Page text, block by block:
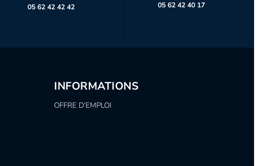
05 62 42 42 42 05 62 42 40 17
INFORMATIONS
OFFRE D’EMPLOI